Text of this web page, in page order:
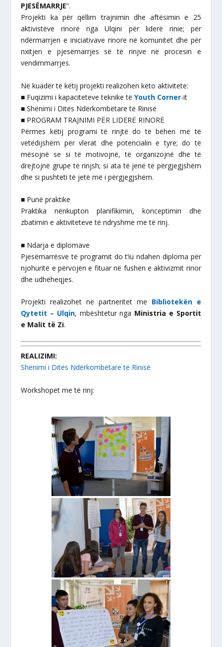
PJESËMARRJE”.
Projekti ka për qëllim trajnimin dhe aftësimin e 25
aktivistëve rinorë nga Ulqini për liderë rinie; për
ndërmarrjen e iniciativave rinore në komunitet dhe për
nxitjen e pjesëmarrjes së të rinjve në procesin e
vendimmarrjes.
Në kuadër të këtij projekti realizohen këto aktivitete:
■ Fuqizimi i kapaciteteve teknike tëYouth Corner-it
■ Shënimi i Ditës Ndërkombëtare të Rinisë
■ PROGRAM TRAJNIMI PËR LIDERË RINORË
Përmes këtij programi të rinjtë do të bëhen më të
vetëdijshëm për vlerat dhe potencialin e tyre; do të
mësojnë se si të motivojnë, të organizojnë dhe të
drejtojnë grupe të rinjsh; si ata të jenë të përgjegjshëm
dhe si pushteti të jetë më i përgjegjshëm.
■ Punë praktike
Praktika nënkupton planifikimin, konceptimin dhe
zbatimin e aktiviteteve të ndryshme me të rinj.
■ Ndarja e diplomave
Pjesëmarrësve të programit do t’iu ndahen diploma për
njohuritë e përvojën e fituar në fushën e aktivizmit rinor
dhe udhëheqjes.
Projekti realizohet në partneritet me Bibliotekën e
Qytetit – Ulqin, mbështetur nga Ministria e Sportit
e Malit të Zi.
REALIZIMI:
Shënimi i Ditës Ndërkombëtare të Rinisë
Workshopet me të rinj: